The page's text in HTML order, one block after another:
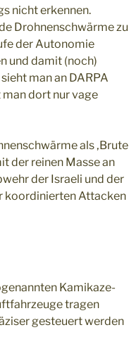
nicht erkennen.
Drohnenschwärme zu
der Autonomie
und damit (noch)
man an DARPA
man dort nur vage
als ‚Brute
der reinen Masse an
der Israeli und der
koordinierten Attacken
Kamikaze-
tragen
gesteuert werden